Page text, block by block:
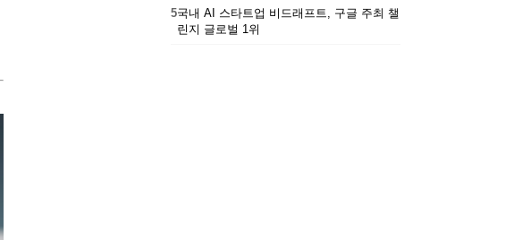
5국내 AI 스타트업 비드래프트, 구글 주최 챌
린지 글로벌 1위